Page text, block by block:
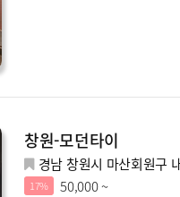
창원-모던타이
경남 창원시 마산회원구
17% 50,000 ~